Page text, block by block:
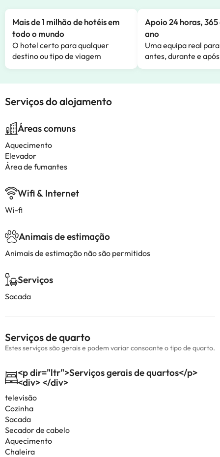
Mais de 1 milhão de hotéis em
todo o mundo
O hotel certo para qualquer
destino ou tipo de viagem
Apoio 24 horas,
ano
Uma equipa real
antes, durante e
Serviços do alojamento
Áreas comuns
Aquecimento
Elevador
Área de fumantes
Wifi & Internet
Wi-fi
Animais de estimação
Animais de estimação não são permitidos
Serviços
Sacada
Serviços de quarto
Estes serviços são gerais e podem variar consoante o tipo de quarto.
<p dir="ltr">Serviços gerais de quartos</p>
<div> </div>
televisão
Cozinha
Sacada
Secador de cabelo
Aquecimento
Chaleira